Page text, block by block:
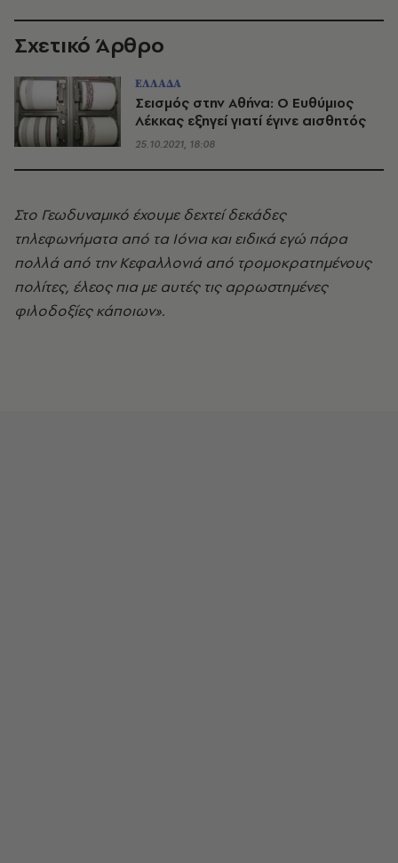
Σχετικό Άρθρο
ΕΛΛΑΔΑ
Σεισμός στην Αθήνα: Ο Ευθύμιος
Λέκκας εξηγεί γιατί έγινε αισθητός
25.10.2021, 18:08
Στο Γεωδυναμικό έχουμε δεχτεί δεκάδες
τηλεφωνήματα από τα Ιόνια και ειδικά εγώ πάρα
πολλά από την Κεφαλλονιά από τρομοκρατημένους
πολίτες, έλεος πια με αυτές τις αρρωστημένες
φιλοδοξίες κάποιων».